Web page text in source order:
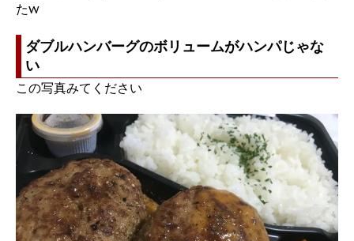
たw
ダブルハンバーグのボリュームがハンパじゃな
い
この写真みてください